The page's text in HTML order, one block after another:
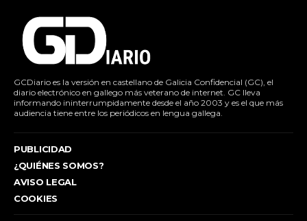
GCDiario es la versión en castellano de Galicia Confidencial (GC), el
diario electrónico en gallego más veterano de internet. GC lleva
informando ininterrumpidamente desde el año 2003 y es el que más
audiencia tiene entre los periódicos en lengua gallega.
PUBLICIDAD
¿QUIÉNES SOMOS?
AVISO LEGAL
COOKIES